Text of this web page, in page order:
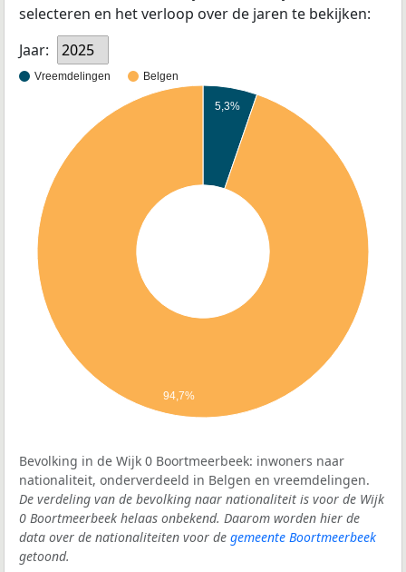
selecteren en het verloop over de jaren te bekijken:
Jaar:
2025
Vreemdelingen Belgen
5,3%
94,7%
Bevolking in de Wijk 0 Boortmeerbeek: inwoners naar
nationaliteit, onderverdeeld in Belgen en vreemdelingen.
De verdeling van de bevolking naar nationaliteit is voor de Wijk
0 Boortmeerbeek helaas onbekend. Daarom worden hier de
data over de nationaliteiten voor de gemeente Boortmeerbeek
getoond.